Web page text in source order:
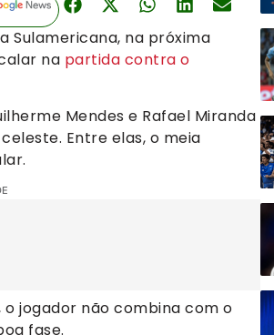
Sulamericana, na próxima
na partida contra o
Mendes e Rafael Miranda
Entre elas, o meia
jogador não combina com o
fase.